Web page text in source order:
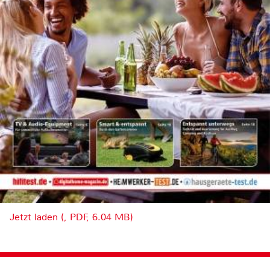
Jetzt laden (, PDF, 6.04 MB)